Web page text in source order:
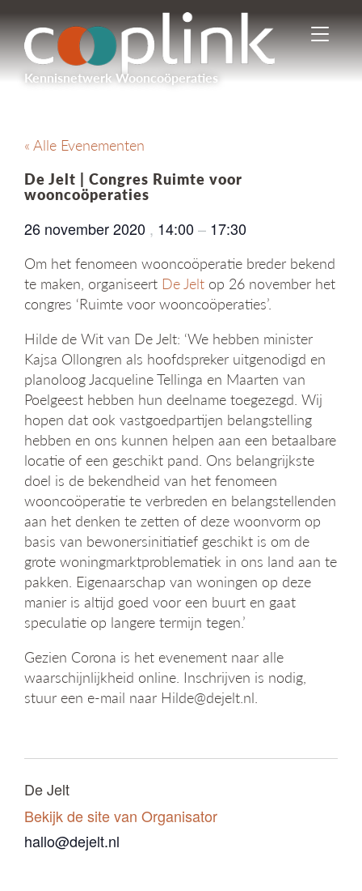
Kennisnetwerk Wooncoöperaties
I
n
-
e
n
i
a
t
e
« Alle Evenementen
De Jelt | Congres Ruimte voor
wooncoöperaties
26 november 2020 , 14:00 – 17:30
Om het fenomeen wooncoöperatie breder bekend
te maken, organiseert De Jelt op 26 november het
congres ‘Ruimte voor wooncoöperaties’.
Hilde de Wit van De Jelt: ‘We hebben minister
Kajsa Ollongren als hoofdspreker uitgenodigd en
planoloog Jacqueline Tellinga en Maarten van
Poelgeest hebben hun deelname toegezegd. Wij
hopen dat ook vastgoedpartijen belangstelling
hebben en ons kunnen helpen aan een betaalbare
locatie of een geschikt pand. Ons belangrijkste
doel is de bekendheid van het fenomeen
wooncoöperatie te verbreden en belangstellenden
aan het denken te zetten of deze woonvorm op
basis van bewonersinitiatief geschikt is om de
grote woningmarktproblematiek in ons land aan te
pakken. Eigenaarschap van woningen op deze
manier is altijd goed voor een buurt en gaat
speculatie op langere termijn tegen.’
Gezien Corona is het evenement naar alle
waarschijnlijkheid online. Inschrijven is nodig,
stuur een e-mail naar Hilde@dejelt.nl.
De Jelt
Bekijk de site van Organisator
hallo@dejelt.nl